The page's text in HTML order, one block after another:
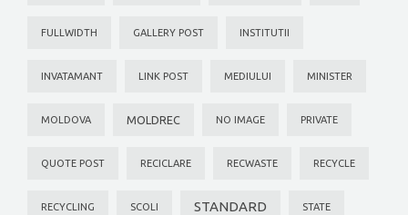
FULLWIDTH GALLERY POST INSTITUTII
INVATAMANT LINK POST MEDIULUI MINISTER
MOLDOVA MOLDREC NO IMAGE PRIVATE
QUOTE POST RECICLARE RECWASTE RECYCLE
RECYCLING SCOLI STANDARD STATE